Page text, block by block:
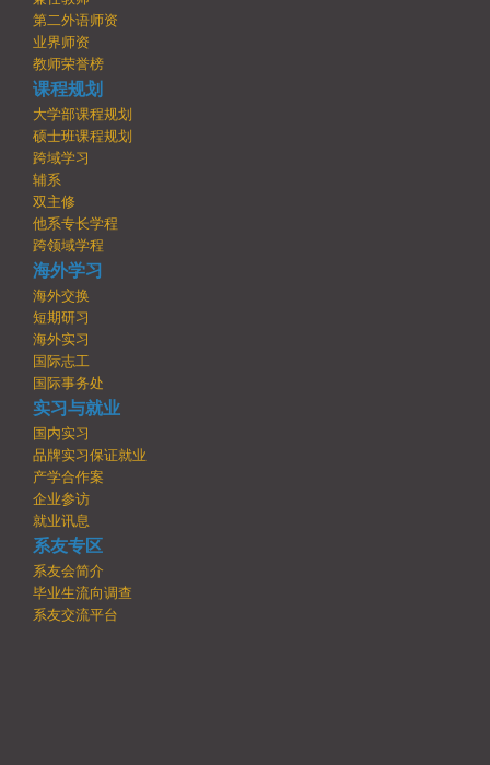
第二外语师资
业界师资
教师荣誉榜
课程规划
大学部课程规划
硕士班课程规划
跨域学习
辅系
双主修
他系专长学程
跨领域学程
海外学习
海外交换
短期研习
海外实习
国际志工
国际事务处
实习与就业
国内实习
品牌实习保证就业
产学合作案
企业参访
就业讯息
系友专区
系友会简介
毕业生流向调查
系友交流平台